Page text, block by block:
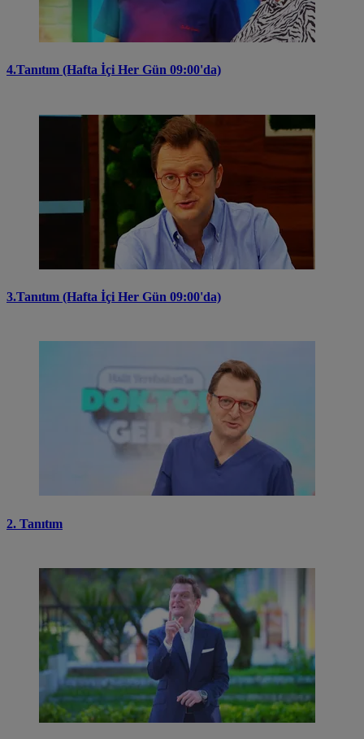
4.Tanıtım (Hafta İçi Her Gün 09:00'da)
3.Tanıtım (Hafta İçi Her Gün 09:00'da)
2. Tanıtım